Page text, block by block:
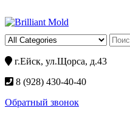
г.Ейск, ул.Щорса, д.43
8 (928) 430-40-40
Обратный звонок